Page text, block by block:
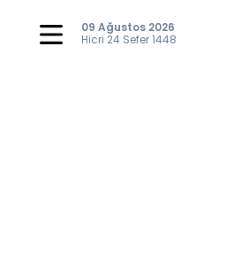
09 Ağustos 2026
Hicri 24 Sefer 1448